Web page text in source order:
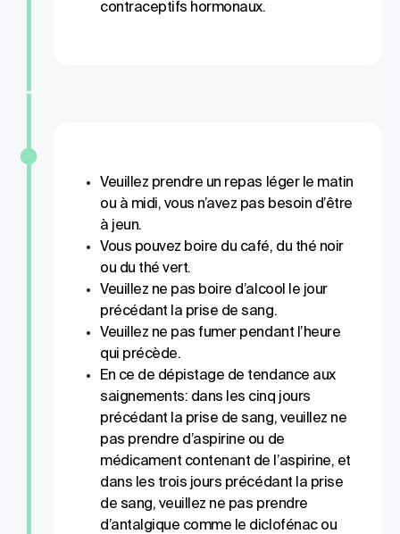
contraceptifs hormonaux.
Veuillez prendre un repas léger le matin
ou à midi, vous n’avez pas besoin d’être
à jeun.
Vous pouvez boire du café, du thé noir
ou du thé vert.
Veuillez ne pas boire d’alcool le jour
précédant la prise de sang.
Veuillez ne pas fumer pendant l’heure
qui précède.
En ce de dépistage de tendance aux
saignements: dans les cinq jours
précédant la prise de sang, veuillez ne
pas prendre d’aspirine ou de
médicament contenant de l’aspirine, et
dans les trois jours précédant la prise
de sang, veuillez ne pas prendre
d’antalgique comme le diclofénac ou